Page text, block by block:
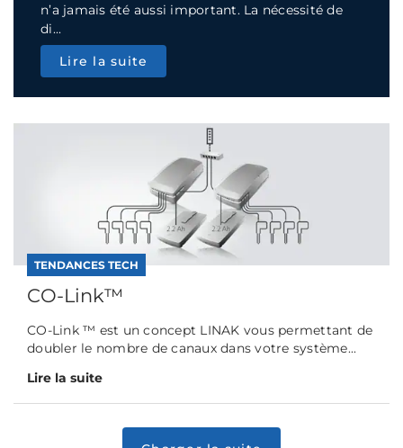
n’a jamais été aussi important. La nécessité de
di...
Lire la suite
TENDANCES TECH
CO-Link™
CO-Link ™ est un concept LINAK vous permettant de
doubler le nombre de canaux dans votre système...
Lire la suite